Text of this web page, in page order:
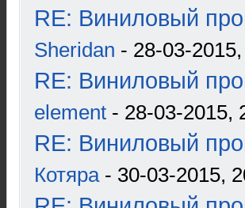
RE: Виниловый
Sheridan - 28-03-
RE: Виниловый
element - 28-03-2015,
RE: Виниловый
Котяра- 30-03-2015,